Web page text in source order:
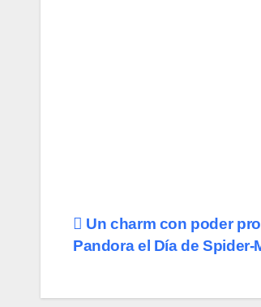
Navegación
entradas
Un charm con poder
Pandora el Día de Spider-